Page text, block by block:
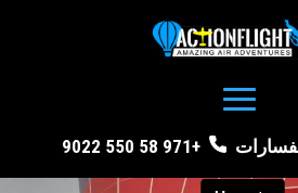
+971 58 550 9022